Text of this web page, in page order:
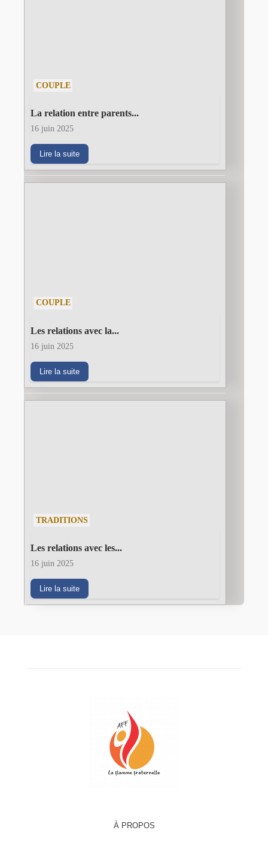
COUPLE
La relation entre parents...
16 juin 2025
Lire la suite
COUPLE
Les relations avec la...
16 juin 2025
Lire la suite
TRADITIONS
Les relations avec les...
16 juin 2025
Lire la suite
À PROPOS